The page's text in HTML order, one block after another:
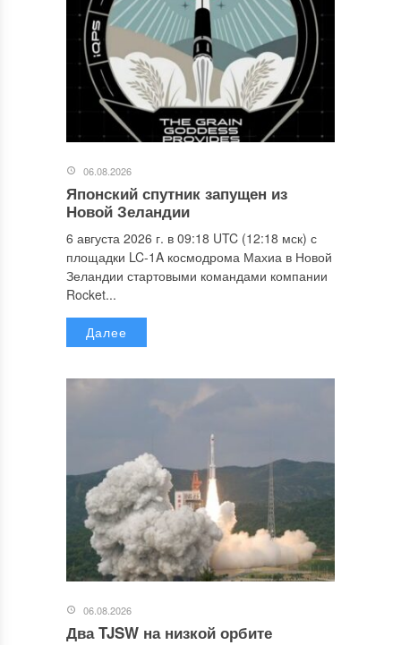
06.08.2026
Японский спутник запущен из
Новой Зеландии
6 августа 2026 г. в 09:18 UTC (12:18 мск) с
площадки LC-1A космодрома Махиа в Новой
Зеландии стартовыми командами компании
Rocket...
Далее
06.08.2026
Два TJSW на низкой орбите